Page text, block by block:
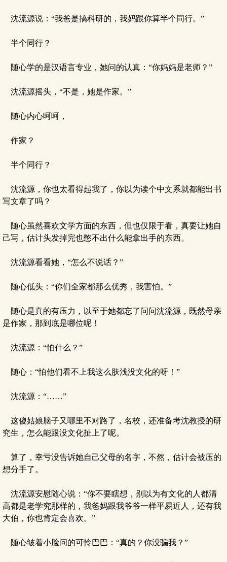
沈流源说：“我爸是搞科研的，我妈跟你算半个同行。”
半个同行？
随心学的是汉语言专业，她问的认真：“你妈妈是老师？”
沈流源摇头，“不是，她是作家。”
随心内心呵呵，
作家？
半个同行？
沈流源，你也太看得起我了，你以为读个中文系就都能出书
写文章了吗？
随心虽然喜欢文学方面的东西，但也仅限于看，真要让她自
己写，估计头发掉完也憋不出什么能拿出手的东西。
沈流源看看她，“怎么不说话？”
随心低头：“你们全家都那么优秀，我害怕。”
随心是真的有压力，以至于她都忘了问问沈流源，既然母亲
是作家，那到底是哪位呢！
沈流源：“怕什么？”
随心：“怕他们看不上我这么肤浅没文化的呀！”
沈流源：“……”
这傻姑娘脑子又哪里不对路了，名校，还准备考沈教授的研
究生，怎么能跟没文化扯上了呢。
算了，幸亏没告诉她自己父母的名字，不然，估计会被压的
想分手了。
沈流源安慰随心说：“你不要瞎想，别以为有文化的人都清
高都是老学究那样的，我爸妈跟我爷爷一样平易近人，还有我
大伯，你也肯定会喜欢。”
随心皱着小脸问的可怜巴巴：“真的？你没骗我？”